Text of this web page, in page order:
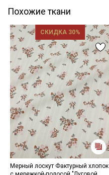
Похожие ткани
СКИДКА 30%
Мерный лоскут Фактурный хлопок